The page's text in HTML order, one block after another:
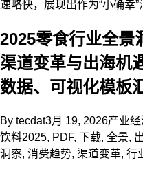
速略快，展现出作为“小确幸”
2025零食行业全景
渠道变革与出海机
数据、可视化模板
By tecdat3月 19, 2026产业
饮料2025, PDF, 下载, 全景,
洞察, 消费趋势, 渠道变革, 行